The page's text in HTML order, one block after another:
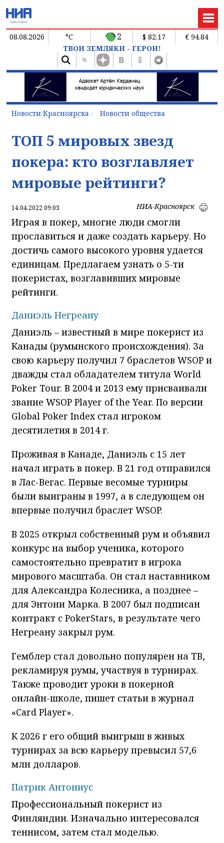
08.08.2026 °C 2 $ 82.17
€ 94.84
ТВОИ ЗЕМЛЯКИ - ГЕРОИ!
Новости Красноярска Новости общества
ТОП 5 мировых звезд
покера: кто возглавляет
мировые рейтинги?
14.04.2022 09:03 НИА-Красноярск
Играя в покер, многие люди смогли
прославиться и даже создать карьеру. Но
достичь самого высокого уровня удается
единицам. Предлагаем узнать о 5-ти
покеристах, возглавивших мировые
рейтинги.
Даниэль Негреану
Даниэль – известный в мире покерист из
Канады (румынского происхождения). За
свою карьеру получил 7 браслетов WSOP и
дважды стал обладателем титула World
Poker Tour. В 2004 и 2013 ему присваивали
звание WSOP Player of the Year. По версии
Global Poker Index стал игроком
десятилетия в 2014 г.
Проживая в Канаде, Даниэль с 15 лет
начал играть в покер. В 21 год отправился
в Лас-Вегас. Первые весомые турниры
были выиграны в 1997, а в следующем он
впервые получил браслет WSOP.
В 2025 открыл собственный рум и объявил
конкурс на выбор ученика, которого
самостоятельно превратит в игрока
мирового масштаба. Он стал наставником
для Александра Колесника, а позднее –
для Энтони Марка. В 2007 был подписан
контракт с PokerStars, в результате чего
Негреану закрыл рум.
Гемблер стал довольно популярен на ТВ,
рекламируя румы, участвуя в турнирах.
Также проводит уроки в покерной
онлайн-школе, пишет статьи в журнал
«Card Player».
К 2026 г его общий выигрыш в живых
турнирах за всю карьеру превысил 57,6
млн долларов.
Патрик Антониус
Профессиональный покерист из
Финляндии. Изначально интересовался
теннисом, затем стал моделью.